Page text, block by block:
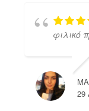
φιλικό
29